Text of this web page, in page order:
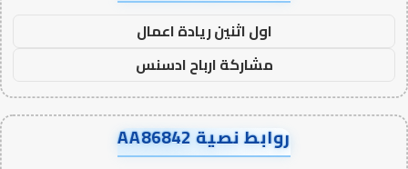
اول اثنين ريادة اعمال
مشاركة ارباح ادسنس
روابط نصية AA86842